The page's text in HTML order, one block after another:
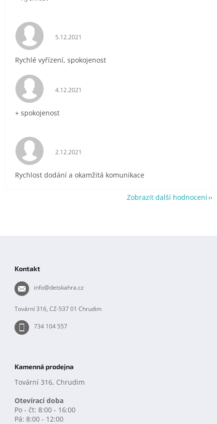
Hodnocení obchodu je 5 z 5 hvězdiček.
5.12.2021
Rychlé vyřízení, spokojenost
Hodnocení obchodu je 5 z 5 hvězdiček.
4.12.2021
+ spokojenost
Hodnocení obchodu je 5 z 5 hvězdiček.
2.12.2021
Rychlost dodání a okamžitá komunikace
Zobrazit další hodnocení
Kontakt
info@detskahra.cz
Tovární 316, CZ-537 01 Chrudim
734 104 557
Kamenná prodejna
Tovární 316, Chrudim
Otevírací doba
Po - čt: 8:00 - 16:00
Pá: 8:00 - 12:00